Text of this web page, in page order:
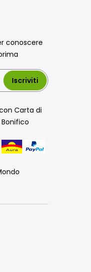
conoscere
Iscriviti
Carta di